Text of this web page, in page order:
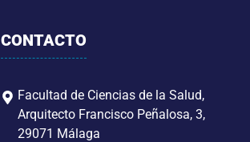
CONTACTO
Facultad de Ciencias de la Salud,
Arquitecto Francisco Peñalosa, 3,
29071 Málaga